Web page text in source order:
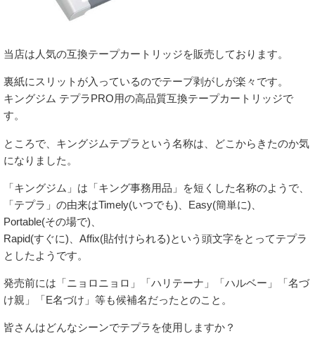
当店は人気の互換テープカートリッジを販売しております。
裏紙にスリットが入っているのでテープ剥がしが楽々です。
キングジム テプラPRO用の高品質互換テープカートリッジで
す。
ところで、キングジムテプラという名称は、どこからきたのか気
になりました。
「キングジム」は「キング事務用品」を短くした名称のようで、
「テプラ」の由来はTimely(いつでも)、Easy(簡単に)、
Portable(その場で)、
Rapid(すぐに)、Affix(貼付けられる)という頭文字をとってテプラ
としたようです。
発売前には「ニョロニョロ」「ハリテーナ」「ハルベー」「名づ
け親」「E名づけ」等も候補名だったとのこと。
皆さんはどんなシーンでテプラを使用しますか？